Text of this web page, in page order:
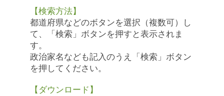
【検索方法】
都道府県などのボタンを選択（複数可）し
て、「検索」ボタンを押すと表示されま
す。
政治家名なども記入のうえ「検索」ボタン
を押してください。
【ダウンロード】